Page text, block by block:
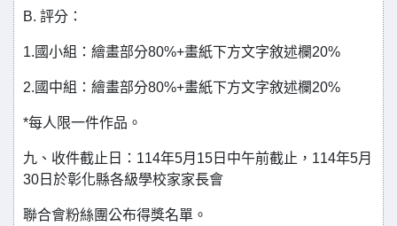
B. 評分：
1.國小組：繪畫部分80%+畫紙下方文字敘述欄20%
2.國中組：繪畫部分80%+畫紙下方文字敘述欄20%
*每人限一件作品。
九、收件截止日：114年5月15日中午前截止，114年5月
30日於彰化縣各級學校家家長會
聯合會粉絲團公布得獎名單。